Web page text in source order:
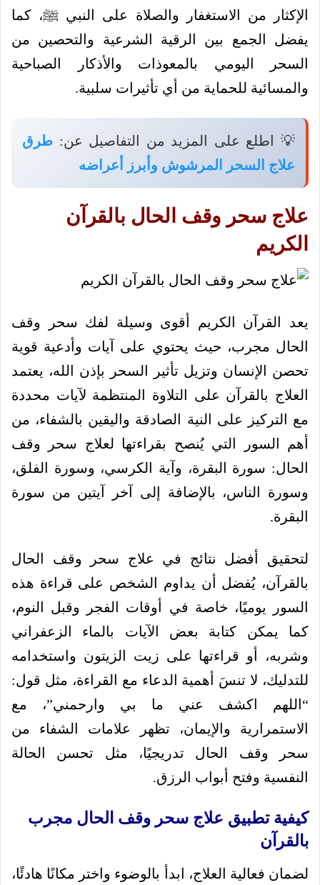
الإكثار من الاستغفار والصلاة على النبي ﷺ، كما
يفضل الجمع بين الرقية الشرعية والتحصين من
السحر اليومي بالمعوذات والأذكار الصباحية
والمسائية للحماية من أي تأثيرات سلبية.
💡 اطلع على المزيد من التفاصيل عن: طرق
علاج السحر المرشوش وأبرز أعراضه
علاج سحر وقف الحال بالقرآن
الكريم
يعد القرآن الكريم أقوى وسيلة لفك سحر وقف
الحال مجرب، حيث يحتوي على آيات وأدعية قوية
تحصن الإنسان وتزيل تأثير السحر بإذن الله، يعتمد
العلاج بالقرآن على التلاوة المنتظمة لآيات محددة
مع التركيز على النية الصادقة واليقين بالشفاء، من
أهم السور التي يُنصح بقراءتها لعلاج سحر وقف
الحال: سورة البقرة، وآية الكرسي، وسورة الفلق،
وسورة الناس، بالإضافة إلى آخر آيتين من سورة
البقرة.
لتحقيق أفضل نتائج في علاج سحر وقف الحال
بالقرآن، يُفضل أن يداوم الشخص على قراءة هذه
السور يوميًا، خاصة في أوقات الفجر وقبل النوم،
كما يمكن كتابة بعض الآيات بالماء الزعفراني
وشربه، أو قراءتها على زيت الزيتون واستخدامه
للتدليك، لا تنسَ أهمية الدعاء مع القراءة، مثل قول:
“اللهم اكشف عني ما بي وارحمني”، مع
الاستمرارية والإيمان، تظهر علامات الشفاء من
سحر وقف الحال تدريجيًا، مثل تحسن الحالة
النفسية وفتح أبواب الرزق.
كيفية تطبيق علاج سحر وقف الحال مجرب
بالقرآن
لضمان فعالية العلاج، ابدأ بالوضوء واختر مكانًا هادئًا،